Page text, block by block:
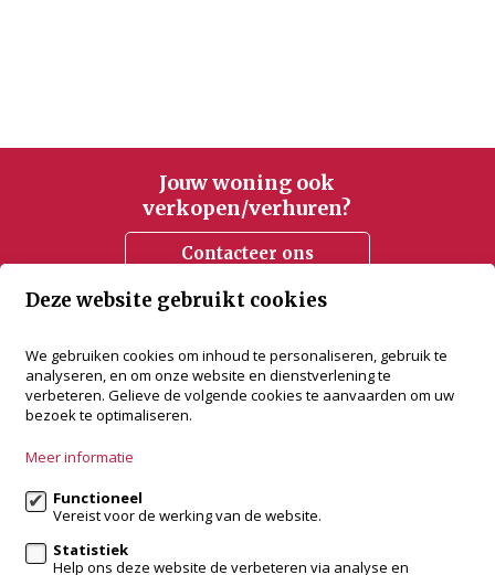
Jouw woning ook
verkopen/verhuren?
Contacteer ons
accent vastgoed
Bredabaan 505
2930 Brasschaat
info@accentvastgoed.be
Volg ons op:
Deze website gebruikt cookies
We gebruiken cookies om inhoud te personaliseren, gebruik te
analyseren, en om onze website en dienstverlening te
verbeteren. Gelieve de volgende cookies te aanvaarden om uw
bezoek te optimaliseren.
Meer informatie
Functioneel
Vereist voor de werking van de website.
Statistiek
Help ons deze website de verbeteren via analyse en